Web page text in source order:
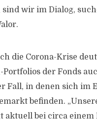
wir im Dialog,
die Corona-Krise
der Fonds
Fall, in denen sich im
befinden.
aktuell bei circa